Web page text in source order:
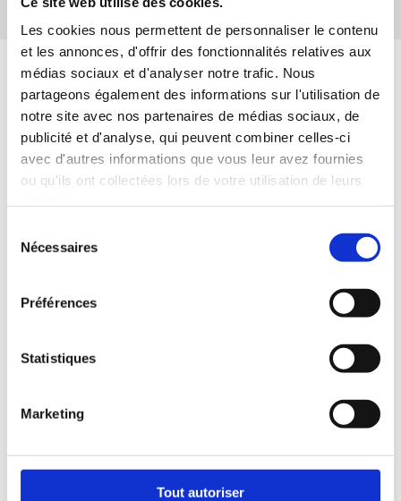
Les cookies nous permettent de personnaliser le contenu
et les annonces, d'offrir des fonctionnalités relatives aux
médias sociaux et d'analyser notre trafic. Nous
partageons également des informations sur l'utilisation de
notre site avec nos partenaires de médias sociaux, de
publicité et d'analyse, qui peuvent combiner celles-ci
avec d'autres informations que vous leur avez fournies
ou qu'ils ont collectées lors de votre utilisation de leurs
Nécessaires
Préférences
Statistiques
Marketing
Tout autoriser
Découvrez le nouveau guide de lutte contre les
Lutte contre les violences sexistes et sexuelles : à
l'UCANSS, la CFTC signe un accord d'entreprise
L'édito de Cyril Chabanier : face à l'urgence, le
Canicule : face au réchauffement climatique, la
France avance, mais trop lentement